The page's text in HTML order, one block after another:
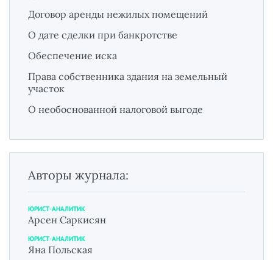
Договор аренды нежилых помещений
О дате сделки при банкротстве
Обеспечение иска
Права собственника здания на земельный
участок
О необоснованной налоговой выгоде
Авторы журнала:
ЮРИСТ-АНАЛИТИК
Арсен Саркисян
ЮРИСТ-АНАЛИТИК
Яна Польская